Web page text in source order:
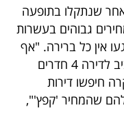
שנתקלו בתופעה
גבוהים בעשרות
אין כל ברירה. "אף
אחד לא יעבור ממגדל יוקרה בתל אביב לדירה 4 חדרים
חיפשו דירות
להם שהמחיר 'קפץ'",